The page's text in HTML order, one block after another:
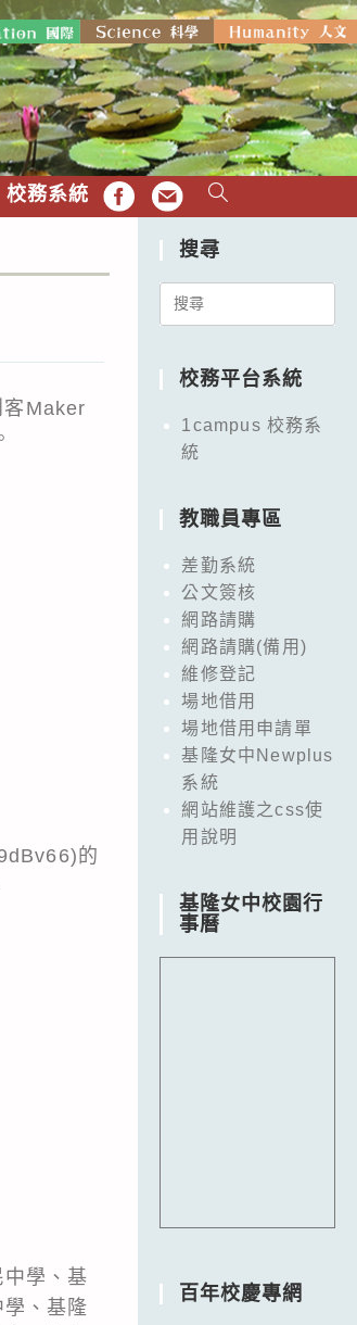
校務系統 FB EMAIL
客Maker
)的
學、基
、基隆
搜尋
Search
校務平台系統
1campus 校務系
統
教職員專區
差勤系統
公文簽核
網路請購
網路請購(備用)
維修登記
場地借用
場地借用申請單
基隆女中Newplus
系統
網站維護之css使
用說明
基隆女中校園行
事曆
百年校慶專網